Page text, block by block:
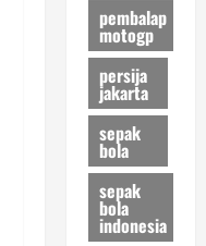
pembalap
motogp
persija
jakarta
sepak
bola
sepak
bola
indonesia